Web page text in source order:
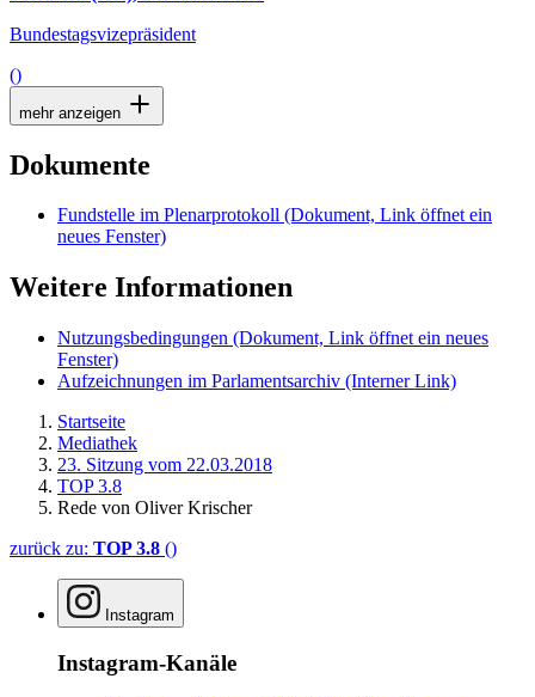
Bundestagsvizepräsident
()
mehr anzeigen
Dokumente
Fundstelle im Plenarprotokoll (Dokument, Link öffnet ein
neues Fenster)
Weitere Informationen
Nutzungsbedingungen (Dokument, Link öffnet ein neues
Fenster)
Aufzeichnungen im Parlamentsarchiv (Interner Link)
Startseite
Mediathek
23. Sitzung vom 22.03.2018
TOP 3.8
Rede von Oliver Krischer
zurück zu: TOP 3.8 ()
Instagram
Instagram-Kanäle